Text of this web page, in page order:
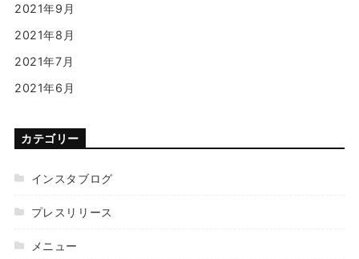
2021年9月
2021年8月
2021年7月
2021年6月
カテゴリー
インスタブログ
プレスリリース
メニュー